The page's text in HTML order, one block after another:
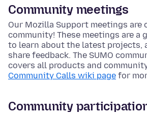
Community meetings
Our Mozilla Support meetings are
community! These meetings are a
to learn about the latest projects,
share feedback. The SUMO
covers all products and
Community Calls wiki page for
Community